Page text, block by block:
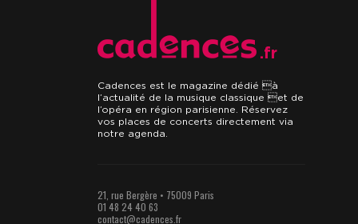
.fr
Cadences est le magazine dédié à
l’actualité de la musique classique et de
l’opéra en région parisienne. Réservez
vos places de concerts directement via
notre agenda.
21, rue Bergère • 75009 Paris
01 48 24 40 63
contact@cadences.fr